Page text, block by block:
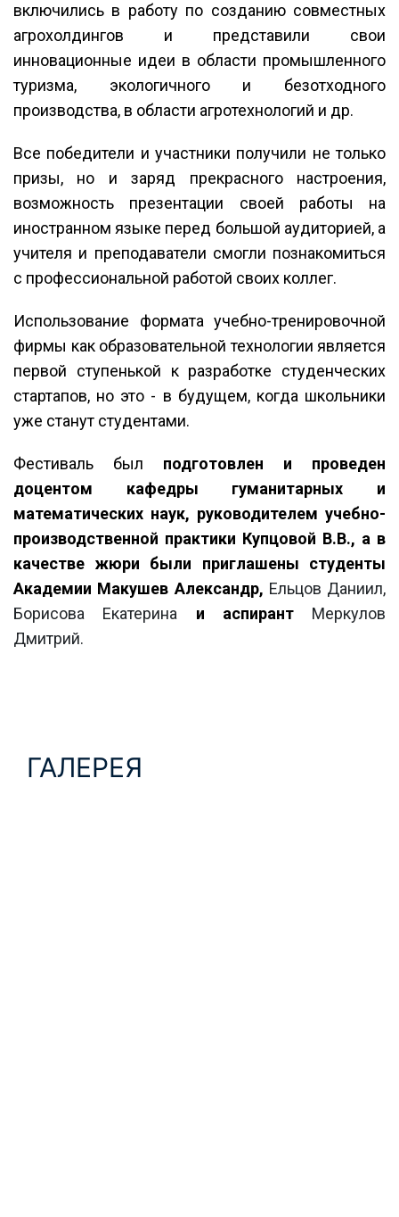
включились в работу по созданию совместных
агрохолдингов и представили свои
инновационные идеи в области промышленного
туризма, экологичного и безотходного
производства, в области агротехнологий и др.
Все победители и участники получили не только
призы, но и заряд прекрасного настроения,
возможность презентации своей работы на
иностранном языке перед большой аудиторией, а
учителя и преподаватели смогли познакомиться
с профессиональной работой своих коллег.
Использование формата учебно-тренировочной
фирмы как образовательной технологии является
первой ступенькой к разработке студенческих
стартапов, но это - в будущем, когда школьники
уже станут студентами.
Фестиваль был подготовлен и проведен
доцентом кафедры гуманитарных и
математических наук, руководителем учебно-
производственной практики Купцовой В.В., а в
качестве жюри были приглашены студенты
Академии Макушев Александр, Ельцов Даниил,
Борисова Екатерина и аспирант Меркулов
Дмитрий.
ГАЛЕРЕЯ